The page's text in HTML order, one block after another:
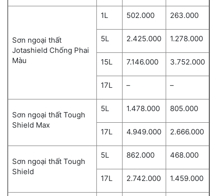
Sơn ngoại thất
Jotashield Chống Phai
Màu
1L 502.000 263.000
5L 2.425.000 1.278.000
15L 7.146.000 3.752.000
17L – –
Sơn ngoại thất Tough
Shield Max
5L 1.478.000 805.000
17L 4.949.000 2.666.000
Sơn ngoại thất Tough
Shield
5L 862.000 468.000
17L 2.742.000 1.459.000